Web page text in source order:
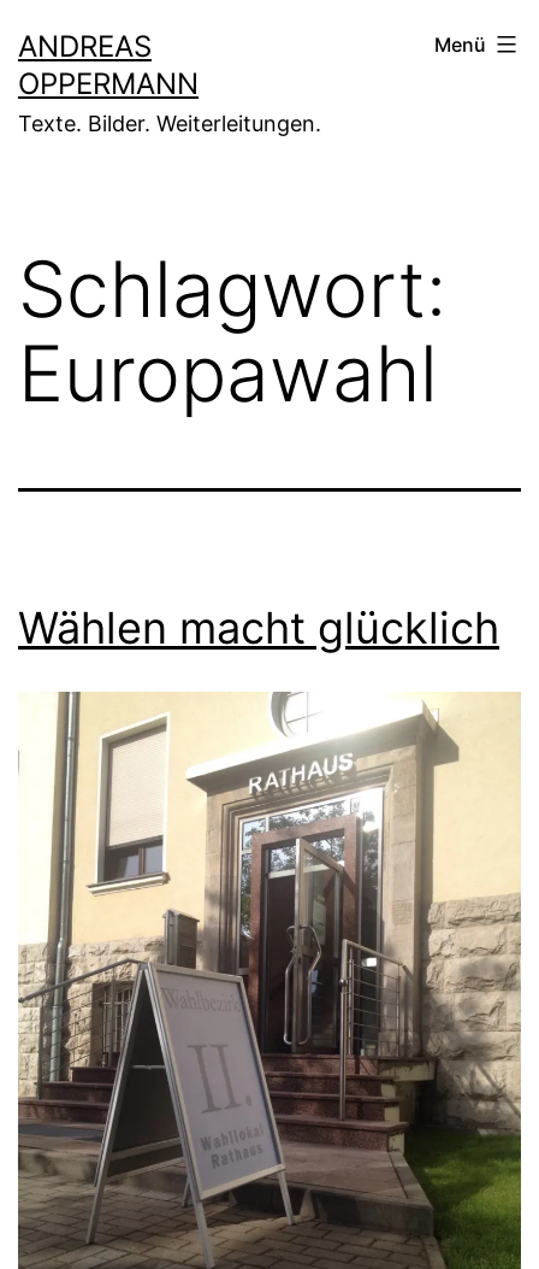
Inhalt
springen
ANDREAS
OPPERMANN
Texte. Bilder. Weiterleitungen.
Menü
Schlagwort:
Europawahl
Wählen macht glücklich